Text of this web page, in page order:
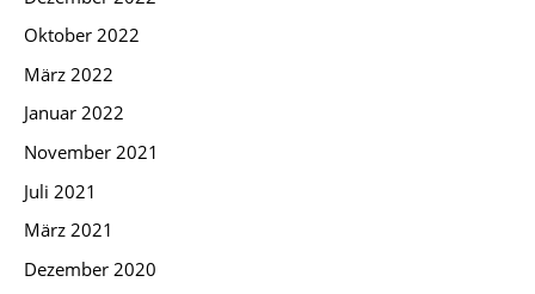
Oktober 2022
März 2022
Januar 2022
November 2021
Juli 2021
März 2021
Dezember 2020